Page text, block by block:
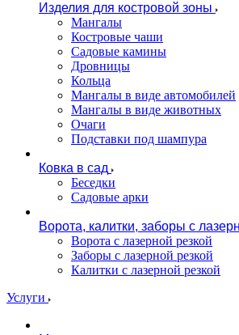
Изделия для костровой зоны
Мангалы
Костровые чаши
Садовые камины
Дровницы
Кольца
Мангалы в виде автомобилей
Мангалы в виде животных
Очаги
Подставки под шампура
Ковка в сад
Беседки
Садовые арки
Ворота, калитки, заборы с
Ворота с лазерной резкой
Заборы с лазерной резкой
Калитки с лазерной резкой
Услуги